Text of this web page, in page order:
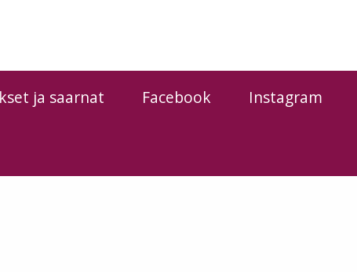
ja saarnat Facebook Instagram